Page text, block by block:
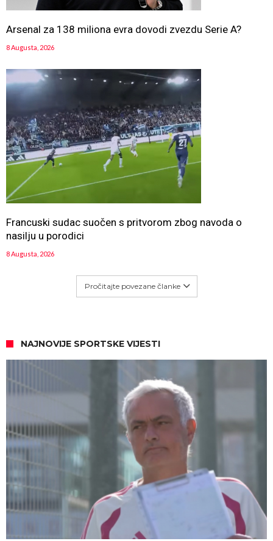
Arsenal za 138 miliona evra dovodi zvezdu Serie A?
8 Augusta, 2026
Francuski sudac suočen s pritvorom zbog navoda o
nasilju u porodici
8 Augusta, 2026
Pročitajte povezane članke
NAJNOVIJE SPORTSKE VIJESTI